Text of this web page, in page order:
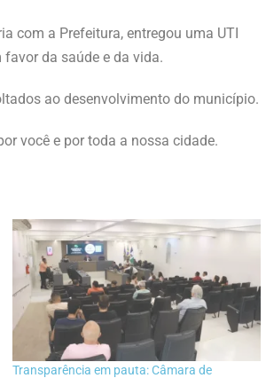
com a Prefeitura, entregou uma UTI
da saúde e da vida.
ao desenvolvimento do município.
você e por toda a nossa cidade.
Transparência em pauta: Câmara de